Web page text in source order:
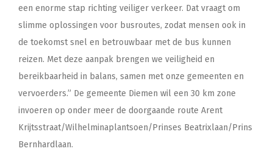
een enorme stap richting veiliger verkeer. Dat vraagt om
slimme oplossingen voor busroutes, zodat mensen ook in
de toekomst snel en betrouwbaar met de bus kunnen
reizen. Met deze aanpak brengen we veiligheid en
bereikbaarheid in balans, samen met onze gemeenten en
vervoerders.” De gemeente Diemen wil een 30 km zone
invoeren op onder meer de doorgaande route Arent
Krijtsstraat/Wilhelminaplantsoen/Prinses Beatrixlaan/Prins
Bernhardlaan.